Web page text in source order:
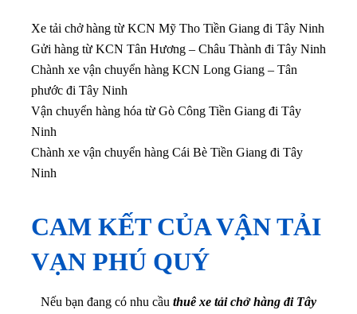
Xe tải chở hàng từ KCN Mỹ Tho Tiền Giang đi Tây Ninh
Gửi hàng từ KCN Tân Hương – Châu Thành đi Tây Ninh
Chành xe vận chuyển hàng KCN Long Giang – Tân
phước đi Tây Ninh
Vận chuyển hàng hóa từ Gò Công Tiền Giang đi Tây
Ninh
Chành xe vận chuyển hàng Cái Bè Tiền Giang đi Tây
Ninh
CAM KẾT CỦA VẬN TẢI
VẠN PHÚ QUÝ
Nếu bạn đang có nhu cầu thuê xe tải chở hàng đi Tây